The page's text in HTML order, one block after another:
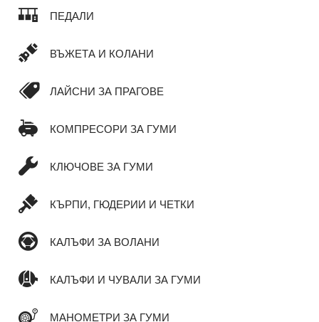
ПЕДАЛИ
ВЪЖЕТА И КОЛАНИ
ЛАЙСНИ ЗА ПРАГОВЕ
КОМПРЕСОРИ ЗА ГУМИ
КЛЮЧОВЕ ЗА ГУМИ
КЪРПИ, ГЮДЕРИИ И ЧЕТКИ
КАЛЪФИ ЗА ВОЛАНИ
КАЛЪФИ И ЧУВАЛИ ЗА ГУМИ
МАНОМЕТРИ ЗА ГУМИ